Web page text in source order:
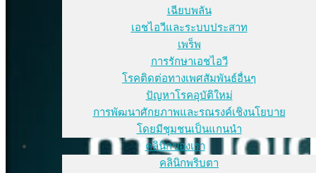
เฉียบพลัน
เอชไอวีและระบบประสาท
เพร็พ
การรักษาเอชไอวี
โรคติดต่อทางเพศสัมพันธ์อื่นๆ
ปัญหาโรคอุบัติใหม่
การพัฒนาศักยภาพและรณรงค์เชิงนโยบาย
โดยมีชุมชนเป็นแกนนำ
คลินิกของเรา
คลินิกพริบตา